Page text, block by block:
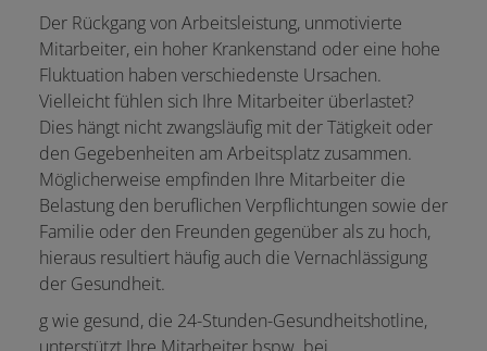
Der Rückgang von Arbeitsleistung, unmotivierte
Mitarbeiter, ein hoher Krankenstand oder eine hohe
Fluktuation haben verschiedenste Ursachen.
Vielleicht fühlen sich Ihre Mitarbeiter überlastet?
Dies hängt nicht zwangsläufig mit der Tätigkeit oder
den Gegebenheiten am Arbeitsplatz zusammen.
Möglicherweise empfinden Ihre Mitarbeiter die
Belastung den beruflichen Verpflichtungen sowie der
Familie oder den Freunden gegenüber als zu hoch,
hieraus resultiert häufig auch die Vernachlässigung
der Gesundheit.
g wie gesund, die 24-Stunden-Gesundheitshotline,